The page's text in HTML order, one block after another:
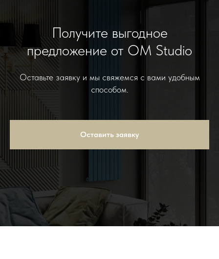
Получите выгодное
предложение от OM Studio
Оставьте заявку и мы свяжемся с вами удобным
способом.
Оставить заявку